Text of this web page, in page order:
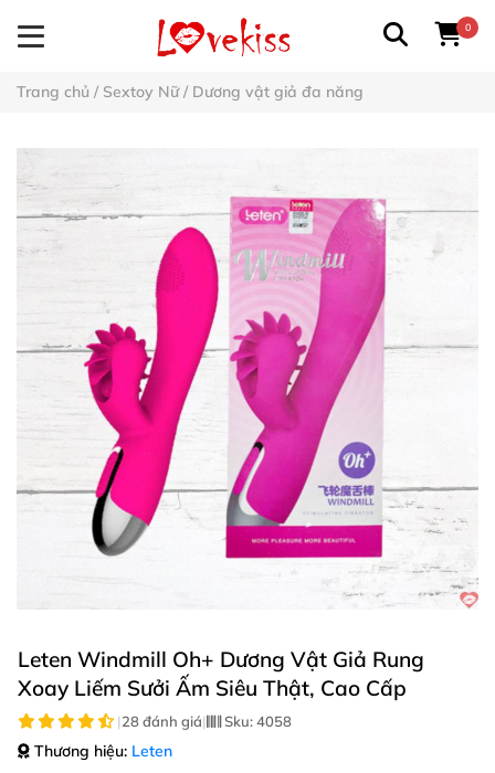
0
Trang chủ / Sextoy Nữ/ Dương vật giả đa năng
Leten Windmill Oh+ Dương Vật Giả Rung
Xoay Liếm Sưởi Ấm Siêu Thật, Cao Cấp
|28 đánh giá| Sku:4058
Thương hiệu: Leten